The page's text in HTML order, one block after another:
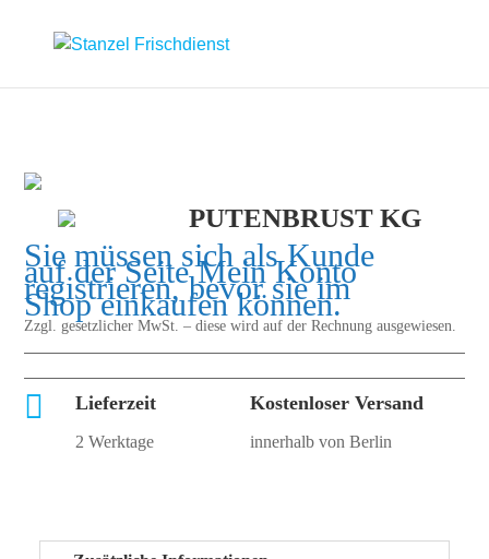
PUTENBRUST KG
Sie müssen sich als Kunde
auf der SeiteMein Konto
registrieren, bevor sie im
Shop einkaufen können.
Zzgl. gesetzlicher MwSt. – diese wird auf der Rechnung ausgewiesen.
 Lieferzeit
2 Werktage
Kostenloser Versand
innerhalb von Berlin